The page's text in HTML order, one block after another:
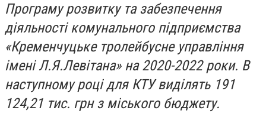
Програму розвитку та забезпечення
діяльності комунального підприємства
«Кременчуцьке тролейбусне управління
імені Л.Я.Левітана» на 2020-2022 роки. В
наступному році для КТУ виділять 191
124,21 тис. грн з міського бюджету.